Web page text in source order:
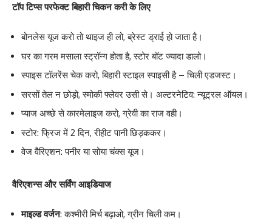
टॉप टिप्स परफेक्ट बिहारी चिकन करी के लिए
बोनलेस यूज करो तो थाइज ही लो, ब्रेस्ट ड्राई हो जाता है।
घर का गरम मसाला स्ट्रॉन्ग होता है, स्टोर बॉट ज्यादा डालो।
स्पाइस टॉलरेंस चेक करो, बिहारी स्टाइल स्पाइसी है – चिली एडजस्ट।
सरसों तेल न छोड़ो, स्मोकी फ्लेवर उसी से। अल्टरनेटिव: न्यूट्रल ऑयल।
प्याज अच्छे से कारमेलाइज करो, ग्रेवी का राज वही।
स्टोर: फ्रिज में 2 दिन, रीहीट पानी छिड़ककर।
वेज वैरिएशन: पनीर या सोया चंक्स यूज।
वैरिएशन्स और सर्विंग आइडियाज
माइल्ड वर्जन: कश्मीरी मिर्च बढ़ाओ, ग्रीन चिली कम।